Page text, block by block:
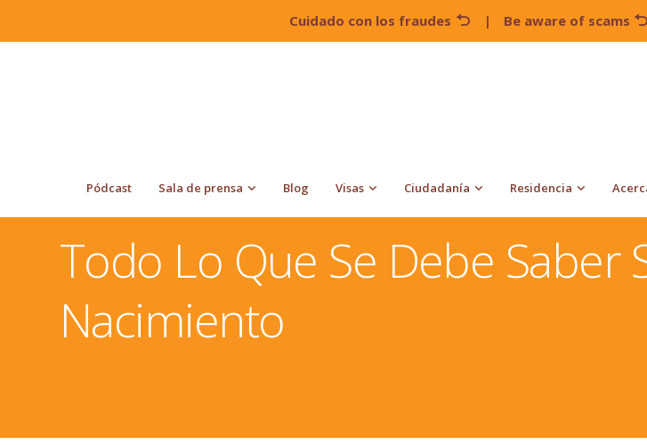
Cuidado con los fraudes | Be aware of scams
Pódcast Sala de prensa Blog Visas Ciudadanía Residencia
Quiroga Law Office, PLLC Ciudadanía en Estados Unidos Todo Lo Que Se Debe Saber
Todo Lo Que Se Debe Saber
Nacimiento